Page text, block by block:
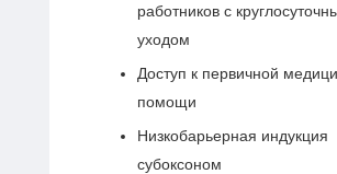
работников с
уходом
Доступ к первичной
помощи
Низкобарьерная индукция
субоксоном